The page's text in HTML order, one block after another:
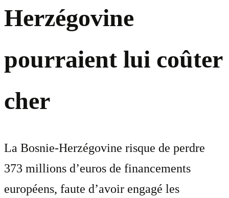
Herzégovine
pourraient lui coûter
cher
La Bosnie-Herzégovine risque de perdre
373 millions d’euros de financements
européens, faute d’avoir engagé les